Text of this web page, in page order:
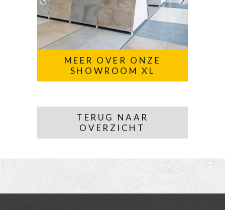
MEER OVER ONZE
SHOWROOM XL
TERUG NAAR
OVERZICHT